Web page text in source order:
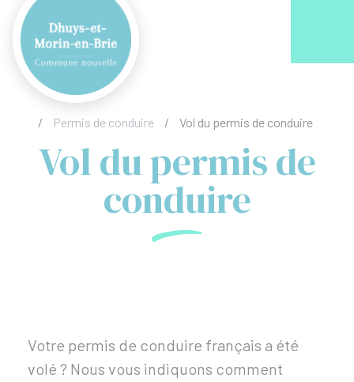
/ Permis de conduire / Vol du permis de conduire
Vol du permis de
conduire
Votre permis de conduire français a été
volé ? Nous vous indiquons comment